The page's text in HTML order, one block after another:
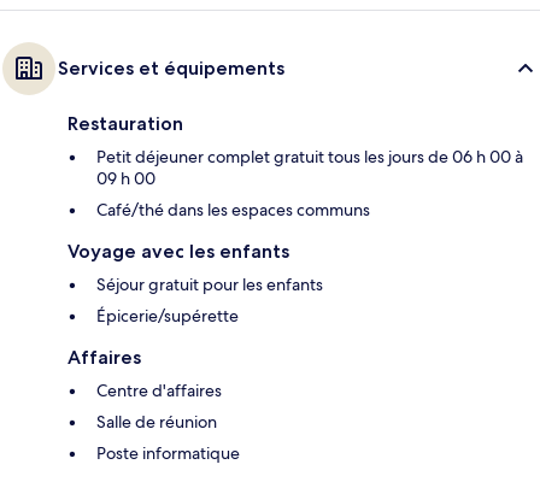
Services et équipements
Restauration
Petit déjeuner complet gratuit tous les jours de 06 h 00 à
09 h 00
Café/thé dans les espaces communs
Voyage avec les enfants
Séjour gratuit pour les enfants
Épicerie/supérette
Affaires
Centre d'affaires
Salle de réunion
Poste informatique